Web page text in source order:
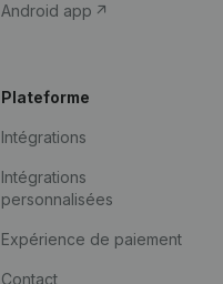
Android app
Plateforme
Intégrations
Intégrations
personnalisées
Expérience de paiement
Contact